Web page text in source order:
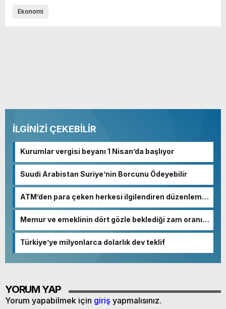
Ekonomi
İLGİNİZİ ÇEKEBİLİR
Kurumlar vergisi beyanı 1 Nisan’da başlıyor
Suudi Arabistan Suriye’nin Borcunu Ödeyebilir
ATM’den para çeken herkesi ilgilendiren düzenleme!
Sayılar tümden değişti
Memur ve emeklinin dört gözle beklediği zam oranı
Türkiye’ye milyonlarca dolarlık dev teklif
YORUM YAP
Yorum yapabilmek için giriş yapmalısınız.